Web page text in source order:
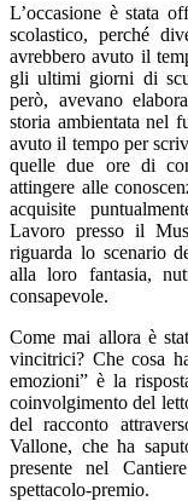
L’occasione è stata
scolastico, perché
avrebbero avuto il
gli ultimi giorni di
però, avevano
storia ambientata nel
avuto il tempo per
quelle due ore di
attingere alle
acquisite
Lavoro presso il
riguarda lo scenario
alla loro fantasia,
consapevole.
Come mai allora è
vincitrici? Che cosa
emozioni” è la
coinvolgimento del
del racconto
Vallone, che ha
presente nel
spettacolo-premio.